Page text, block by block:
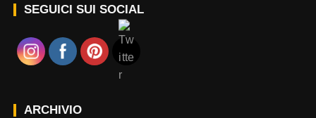
SEGUICI SUI SOCIAL
ARCHIVIO